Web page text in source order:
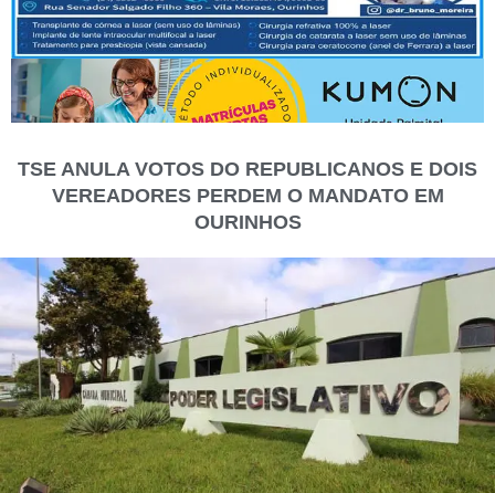
TSE ANULA VOTOS DO REPUBLICANOS E DOIS
VEREADORES PERDEM O MANDATO EM
OURINHOS